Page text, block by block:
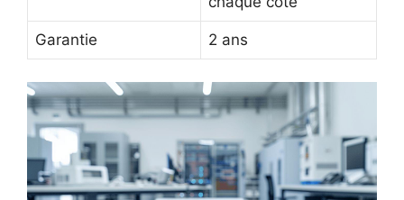
Garantie 2 ans